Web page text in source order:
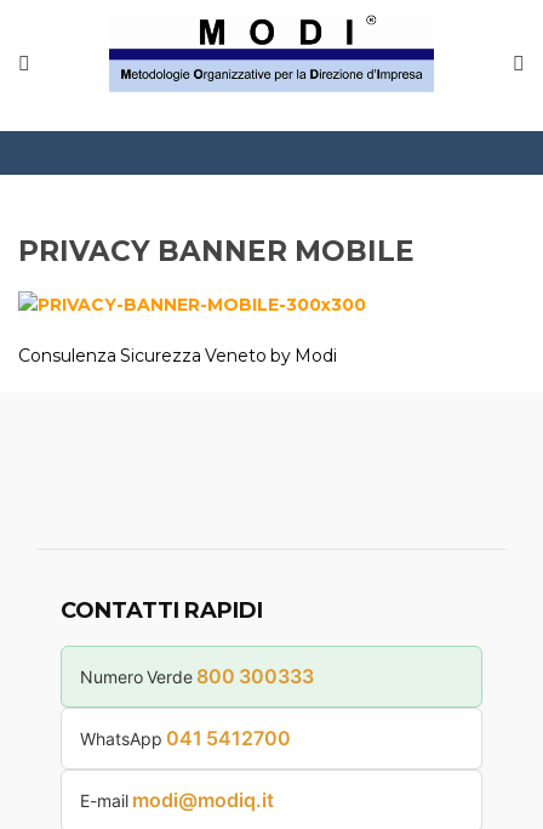
PRIVACY BANNER MOBILE
Consulenza Sicurezza Veneto by Modi
CONTATTI RAPIDI
Numero Verde 800 300333
WhatsApp 041 5412700
E-mail modi@modiq.it